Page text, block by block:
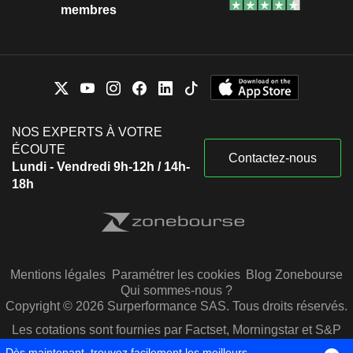
membres
NOS EXPERTS À VOTRE
ÉCOUTE
Lundi - Vendredi 9h-12h / 14h-
18h
Contactez-nous
Mentions légales Paramétrer les cookies Blog Zonebourse
Qui sommes-nous ?
Copyright © 2026 Surperformance SAS. Tous droits réservés.
Les cotations sont fournies par Factset, Morningstar et S&P
Capital IQ